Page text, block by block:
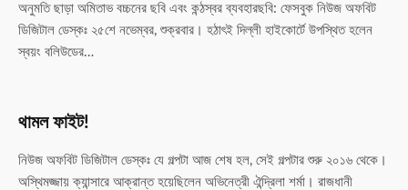
অনুমতি ছাড়া অমিতাভ বচ্চনের ছবি এবং কন্ঠস্বর ব্যবহারছবি: ফেসবুক নিউজ অফবিট
ডিজিটাল ডেস্কঃ ২৫শে নভেম্বর, শুক্রবার। হঠাৎই দিল্লী হাইকোর্টে উপস্থিত হলেন
স্বয়ং বলিউডের…
থামল ফাইট!
নিউজ অফবিট ডিজিটাল ডেস্কঃ যে গল্পটা আজ শেষ হল, সেই গল্পটার শুরু ২০১৬ থেকে।
অস্থিমজ্জায় ক্যান্সারে আক্রান্ত হয়েছিলেন অভিনেত্রী ঐন্দ্রিলা শর্মা। রাজধানী